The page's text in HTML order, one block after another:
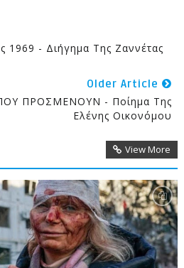
1969 - Διήγημα Της Ζαννέτας
Older Article
ΠΡΟΣΜΕΝΟΥΝ - Ποίημα Της
Ελένης Οικονόμου
View More